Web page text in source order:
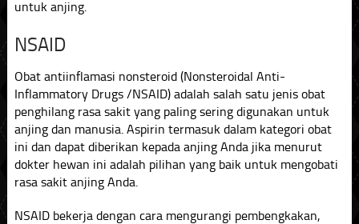
untuk anjing.
NSAID
Obat antiinflamasi nonsteroid (Nonsteroidal Anti-
Inflammatory Drugs /NSAID) adalah salah satu jenis obat
penghilang rasa sakit yang paling sering digunakan untuk
anjing dan manusia. Aspirin termasuk dalam kategori obat
ini dan dapat diberikan kepada anjing Anda jika menurut
dokter hewan ini adalah pilihan yang baik untuk mengobati
rasa sakit anjing Anda.
NSAID bekerja dengan cara mengurangi pembengkakan,